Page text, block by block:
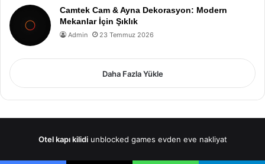
Camtek Cam & Ayna Dekorasyon: Modern
Mekanlar İçin Şıklık
Admin 23 Temmuz 2026
Daha Fazla Yükle
Otel kapı kilidi unblocked games evden eve nakliyat